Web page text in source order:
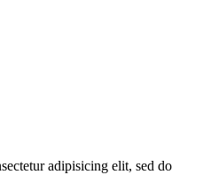
adipisicing elit, sed do